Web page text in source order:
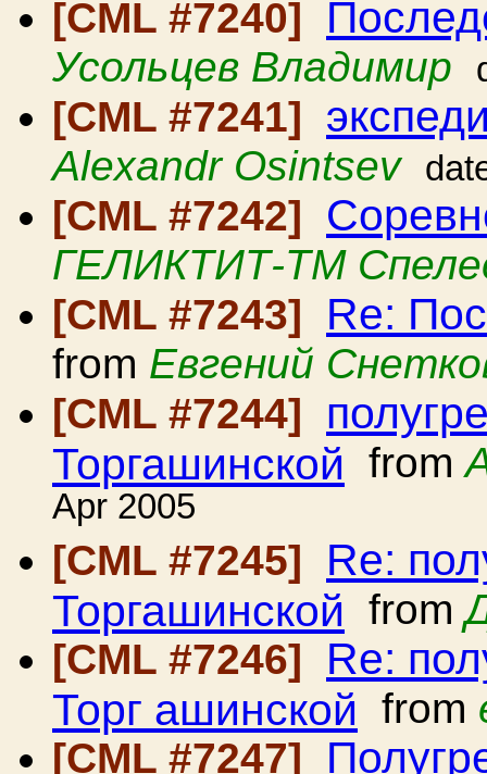
[CML #7240]
Усольцев Владимир
[CML #7241]
Alexandr Osintsev
[CML #7242]
ГЕЛИКТИТ-ТМ
[CML #7243]
Re:
from Евгений
[CML #7244]
Торгашинской from
Apr 2005
[CML #7245]
Re:
Торгашинской from
[CML #7246]
Re:
Торг ашинской from
[CML #7247]